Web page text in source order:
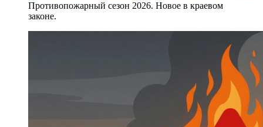
Противопожарный сезон 2026. Новое в краевом
законе.